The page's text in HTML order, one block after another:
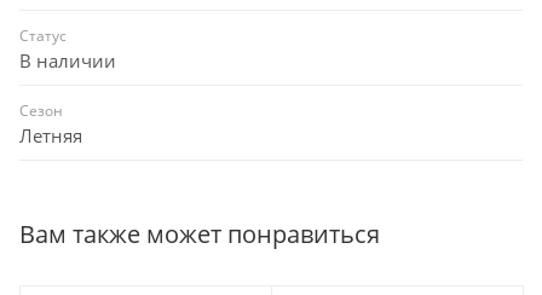
Статус
В наличии
Сезон
Летняя
Вам также может понравиться